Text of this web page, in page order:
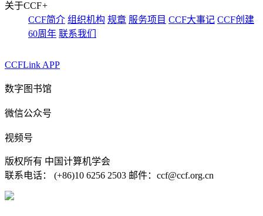
关于CCF+
CCF简介 组织机构 规章 服务项目 CCF大事记 CCF创建
60周年 联系我们
CCFLink APP
数字图书馆
微信公众号
视频号
版权所有 中国计算机学会
联系电话： (+86)10 6256 2503 邮件：ccf@ccf.org.cn